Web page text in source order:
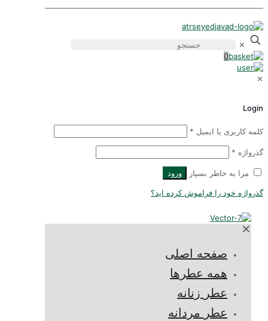
✕
0
کاربری یا ایمیل *
*
مرا به خاطر بسپار ورود
خود را فراموش کرده اید؟
✕
صفحه اصلی
همه عطرها
عطر زنانه
عطر مردانه